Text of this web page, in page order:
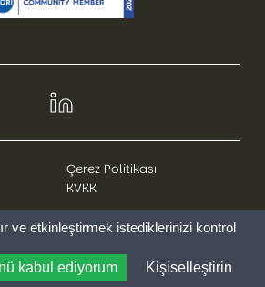
Çerez Politikası
KVKK
saklıdır.
ve etkinleştirmek istediklerinizi kontrol
kabul ediyorum
Kişiselleştirin